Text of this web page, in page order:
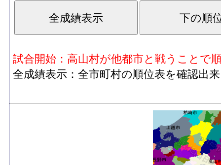
試合開始：高山村が他都市と戦うことで
全成績表示：全市町村の順位表を確認出